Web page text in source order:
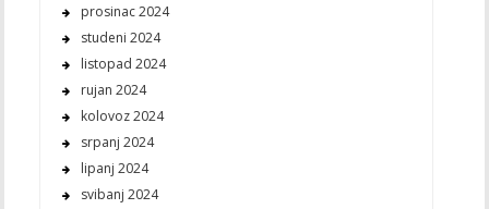
prosinac 2024
studeni 2024
listopad 2024
rujan 2024
kolovoz 2024
srpanj 2024
lipanj 2024
svibanj 2024